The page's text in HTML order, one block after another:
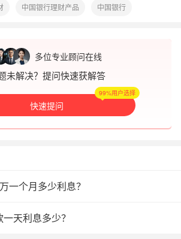
中国银行理财产品 中国银行
多位专业顾问在线
未解决？提问快速获解答
快速提问
99%用户选择
一个月多少利息？
天利息多少？